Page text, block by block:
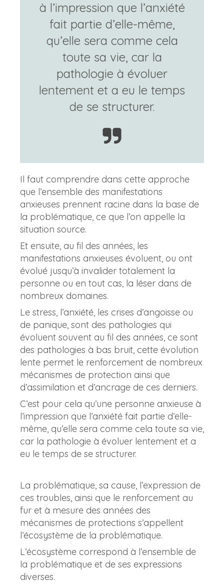
à l’impression que l’anxiété
fait partie d’elle-même,
qu’elle sera comme cela
toute sa vie, car la
pathologie à évoluer
lentement et a eu le temps
de se structurer.
Il faut comprendre dans cette approche
que l’ensemble des manifestations
anxieuses prennent racine dans la base de
la problématique, ce que l’on appelle la
situation source.
Et ensuite, au fil des années, les
manifestations anxieuses évoluent, ou ont
évolué jusqu’à invalider totalement la
personne ou en tout cas, la léser dans de
nombreux domaines.
Le stress, l’anxiété, les crises d’angoisse ou
de panique, sont des pathologies qui
évoluent souvent au fil des années, ce sont
des pathologies à bas bruit, cette évolution
lente permet le renforcement de nombreux
mécanismes de protection ainsi que
d’assimilation et d’ancrage de ces derniers.
C’est pour cela qu’une personne anxieuse à
l’impression que l’anxiété fait partie d’elle-
même, qu’elle sera comme cela toute sa vie,
car la pathologie à évoluer lentement et a
eu le temps de se structurer.
La problématique, sa cause, l’expression de
ces troubles, ainsi que le renforcement au
fur et à mesure des années des
mécanismes de protections s’appellent
l’écosystème de la problématique.
L’écosystème correspond à l’ensemble de
la problématique et de ses expressions
diverses.